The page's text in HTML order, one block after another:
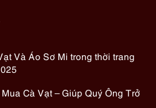
Và Áo Sơ Mi trong thời trang
Cà Vạt – Giúp Quý Ông Trở